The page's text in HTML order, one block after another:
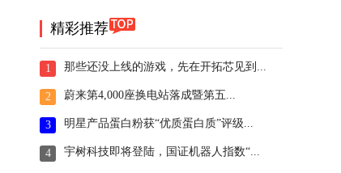
精彩推荐
1 那些还没上线的游戏，先在开拓芯见到...
2 蔚来第4,000座换电站落成暨第五...
3 明星产品蛋白粉获“优质蛋白质”评级...
4 宇树科技即将登陆，国证机器人指数“...